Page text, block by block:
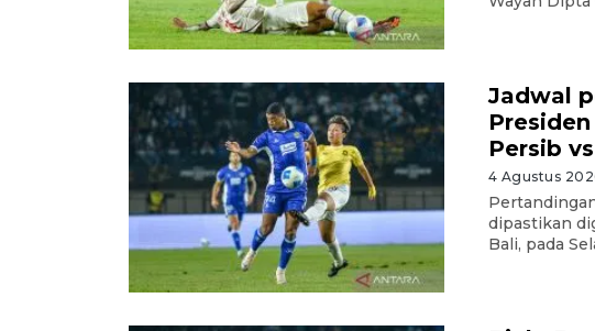
Jadwal
Persib
4 Agustus
dipastikan
Bali, pada